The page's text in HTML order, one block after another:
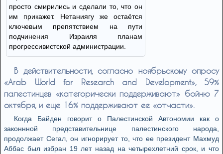
просто смирились и сделали то, что он
им прикажет. Нетаниягу же остаётся
ключевым препятствием на пути
подчинения Израиля планам
прогрессивистской администрации.
В действительности, согласно ноябрьскому опросу
«Arab World for Research and Development», 59%
палестинцев «категорически поддерживают» бойню 7
октября, и еще 16% поддерживают ее «отчасти».
Когда Байден говорит о Палестинской Автономии как о
законнной представительнице палестинского народа,
продолжает Сегал, он игнорирует то, что ее президент Махмуд
Аббас был избран 19 лет назад на четырехлетний срок, и что